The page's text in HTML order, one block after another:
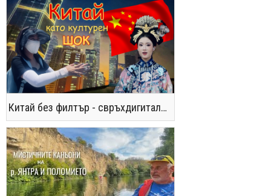
Китай без филтър - свръхдигитален, магнетичен, парадоксален